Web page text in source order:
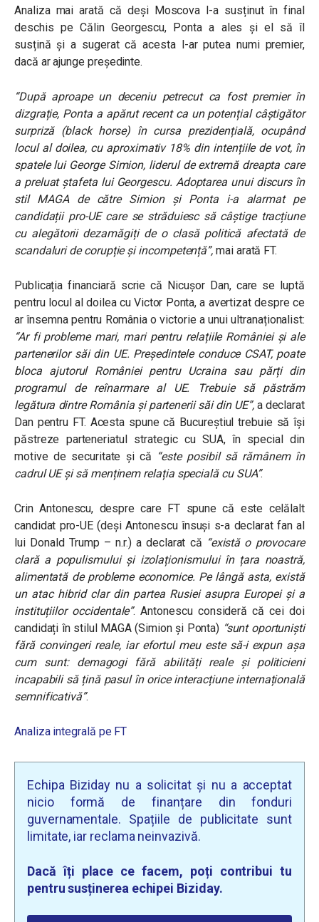
Analiza mai arată că deși Moscova l-a susținut în final
deschis pe Călin Georgescu, Ponta a ales și el să îl
susțină și a sugerat că acesta l-ar putea numi premier,
dacă ar ajunge președinte.
“După aproape un deceniu petrecut ca fost premier în
dizgrație, Ponta a apărut recent ca un potențial câștigător
surpriză (black horse) în cursa prezidențială, ocupând
locul al doilea, cu aproximativ 18% din intențiile de vot, în
spatele lui George Simion, liderul de extremă dreapta care
a preluat ștafeta lui Georgescu. Adoptarea unui discurs în
stil MAGA de către Simion și Ponta i-a alarmat pe
candidații pro-UE care se străduiesc să câștige tracțiune
cu alegătorii dezamăgiți de o clasă politică afectată de
scandaluri de corupție și incompetență”,mai arată FT.
Publicația financiară scrie că Nicușor Dan, care se luptă
pentru locul al doilea cu Victor Ponta, a avertizat despre ce
ar însemna pentru România o victorie a unui ultranaționalist:
“Ar fi probleme mari, mari pentru relațiile României și ale
partenerilor săi din UE. Președintele conduce CSAT, poate
bloca ajutorul României pentru Ucraina sau părți din
programul de reînarmare al UE. Trebuie să păstrăm
legătura dintre România și partenerii săi din UE”,a declarat
Dan pentru FT. Acesta spune că Bucureștiul trebuie să își
păstreze parteneriatul strategic cu SUA, în special din
motive de securitate și că “este posibil să rămânem în
cadrul UE și să menținem relația specială cu SUA”.
Crin Antonescu, despre care FT spune că este celălalt
candidat pro-UE (deși Antonescu însuși s-a declarat fan al
lui Donald Trump – n.r.) a declarat că “există o provocare
clară a populismului și izolaționismului în țara noastră,
alimentată de probleme economice. Pe lângă asta, există
un atac hibrid clar din partea Rusiei asupra Europei și a
instituțiilor occidentale”. Antonescu consideră că cei doi
candidați în stilul MAGA (Simion și Ponta) “sunt oportuniști
fără convingeri reale, iar efortul meu este să-i expun așa
cum sunt: ​​demagogi fără abilități reale și politicieni
incapabili să țină pasul în orice interacțiune internațională
semnificativă”.
Analiza integrală pe FT
Echipa Biziday nu a solicitat și nu a acceptat
nicio formă de finanțare din fonduri
guvernamentale. Spațiile de publicitate sunt
limitate, iar reclama neinvazivă.
Dacă îți place ce facem, poți contribui tu
pentru susținerea echipei Biziday.